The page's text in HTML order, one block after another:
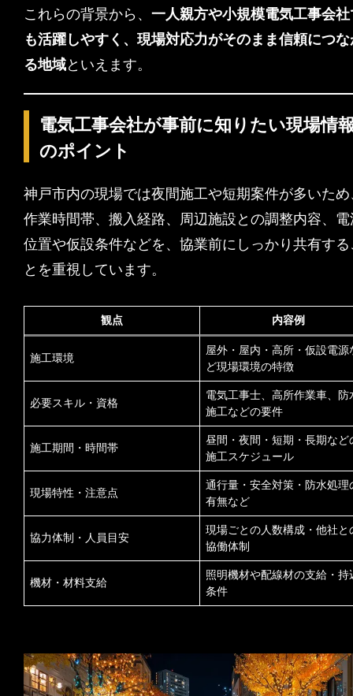
これらの背景から、 一人親方や小規模電気工事会社
も活躍しやすく、現場対応力がそのまま信頼につな
る地域といえます。
電気工事会社が事前に知りたい現場情
のポイント
神戸市内の現場では夜間施工や短期案件が多いため
作業時間帯、搬入経路、周辺施設との調整内容、電
位置や仮設条件などを、協業前にしっかり共有する
とを重視しています。
観点 内容例
施工環境
屋外・屋内・高所・仮設電源
ど現場環境の特徴
必要スキル・資格
電気工事士、高所作業車、防
施工などの要件
施工期間・時間帯
昼間・夜間・短期・長期など
施工スケジュール
現場特性・注意点
通行量・安全対策・防水処理
有無など
協力体制・人員目安
現場ごとの人数構成・他社と
協働体制
機材・材料支給
照明機材や配線材の支給・持
条件